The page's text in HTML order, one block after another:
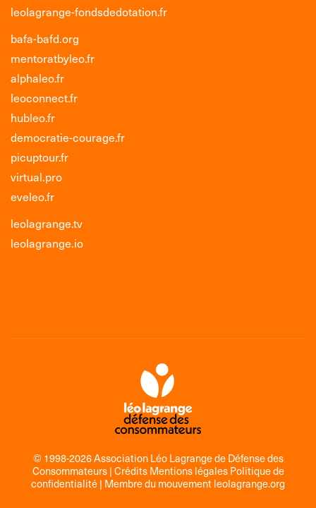
leolagrange-fondsdedotation.fr
bafa-bafd.org
mentoratbyleo.fr
alphaleo.fr
leoconnect.fr
hubleo.fr
democratie-courage.fr
picuptour.fr
virtual.pro
eveleo.fr
leolagrange.tv
leolagrange.io
© 1998-2026 Association Léo Lagrange de Défense des
Consommateurs | Crédits Mentions légales Politique de
confidentialité | Membre du mouvement leolagrange.org